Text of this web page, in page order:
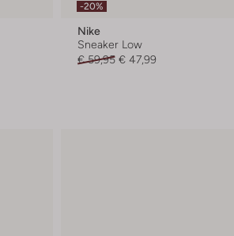
-20%
Nike
Sneaker Low
€ 59,95 € 47,99